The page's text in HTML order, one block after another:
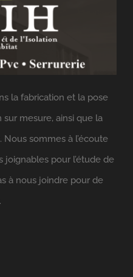
la fabrication et la pose
mesure, ainsi que la
Nous sommes à l’écoute
pour l’étude de
à nous joindre pour de